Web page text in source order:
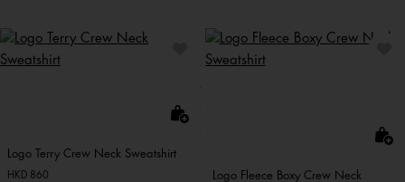
Logo Terry Crew Neck Sweatshirt
HKD 860
Logo Fleece Boxy Crew Neck